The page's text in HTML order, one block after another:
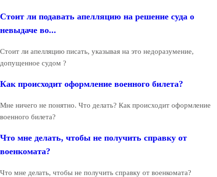
Стоит ли подавать апелляцию на решение суда о
невыдаче во...
Стоит ли апелляцию писать, указывая на это недоразумение,
допущенное судом ?
Как происходит оформление военного билета?
Мне ничего не понятно. Что делать? Как происходит оформление
военного билета?
Что мне делать, чтобы не получить справку от
военкомата?
Что мне делать, чтобы не получить справку от военкомата?